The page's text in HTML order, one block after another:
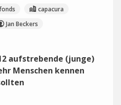
capacura
Jan Beckers